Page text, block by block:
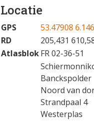
Locatie
GPS
53.47908
RD
205,431
AtlasblokFR 02-36-51
Banckspolder
Noord van
Strandpaal 4
Westerplas